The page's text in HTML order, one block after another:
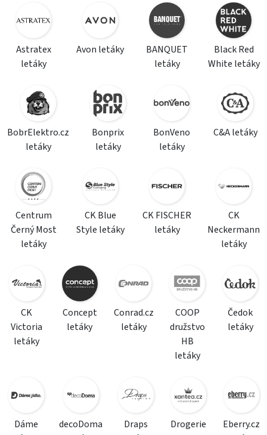
Astratex
letáky
Avon letáky
BANQUET
letáky
Black Red
White letáky
BobrElektro.cz
letáky
Bonprix
letáky
BonVeno
letáky
C&A letáky
Centrum
Černý Most
letáky
CK Blue
Style letáky
CK FISCHER
letáky
CK
Neckermann
letáky
CK
Victoria
letáky
Concept
letáky
Conrad.cz
letáky
COOP
družstvo
HB
letáky
Čedok
letáky
Dáme
decoDoma
Draps
Drogerie
Eberry.cz